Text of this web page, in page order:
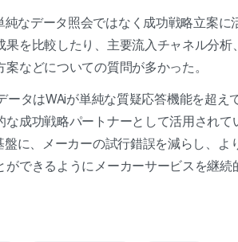
なデータ照会ではなく成功戦略立案
果を比較したり、主要流入チャネル分
などについての質問が多かった。
ータはWAiが単純な質疑応答機能を超
成功戦略パートナーとして活用されて
に、メーカーの試行錯誤を減らし、
できるようにメーカーサービスを継続